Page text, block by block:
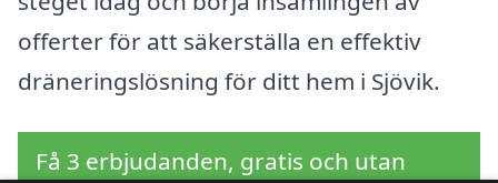
offerter för att säkerställa en effektiv
dräneringslösning för ditt hem i Sjövik.
Få 3 erbjudanden, gratis och utan